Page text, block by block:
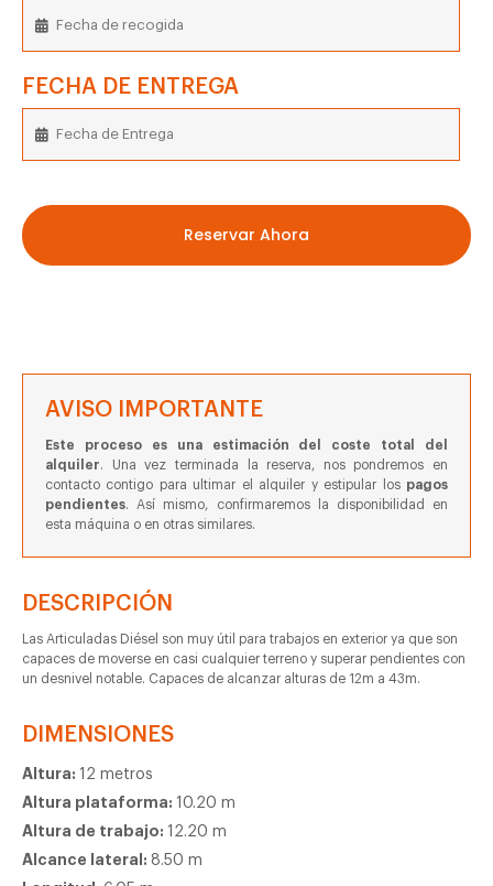
FECHA DE ENTREGA
Reservar Ahora
AVISO IMPORTANTE
Este proceso es una estimación del coste total del
alquiler. Una vez terminada la reserva, nos pondremos en
contacto contigo para ultimar el alquiler y estipular los pagos
pendientes. Así mismo, confirmaremos la disponibilidad en
esta máquina o en otras similares.
DESCRIPCIÓN
Las Articuladas Diésel son muy útil para trabajos en exterior ya que son
capaces de moverse en casi cualquier terreno y superar pendientes con
un desnivel notable. Capaces de alcanzar alturas de 12m a 43m.
DIMENSIONES
Altura: 12 metros
Altura plataforma: 10.20 m
Altura de trabajo: 12.20 m
Alcance lateral: 8.50 m